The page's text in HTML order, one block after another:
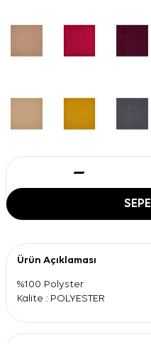
Ürün Açıklaması
%100 Polyster
Kalite : POLYESTER